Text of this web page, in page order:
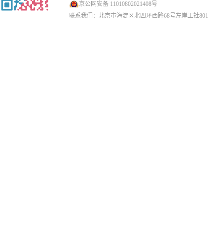
京公网安备 11010802021408号
联系我们：北京市海淀区北四环西路68号左岸工社801